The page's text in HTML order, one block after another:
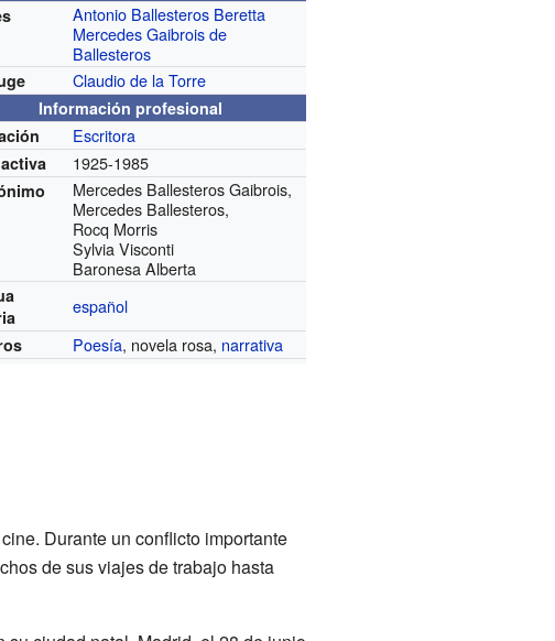
Antonio Ballesteros Beretta
Mercedes Gaibrois de
Ballesteros
Claudio de la Torre
Información profesional
Escritora
1925-1985
Mercedes Ballesteros Gaibrois,
Mercedes Ballesteros,
Rocq Morris
Sylvia Visconti
Baronesa Alberta
español
Poesía, novela rosa, narrativa
Durante un conflicto importante
de sus viajes de trabajo hasta